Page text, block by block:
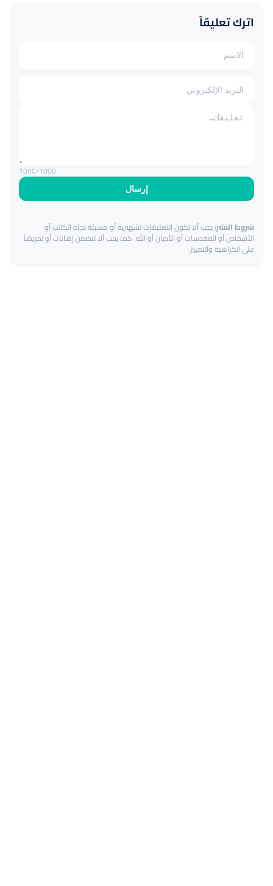
اترك تعليقاً
إرسال
1000/1000
شروط النشر:يجب ألا تكون التعليقات تشهيرية أو مسيئة تجاه الكاتب أو
الأشخاص أو المقدسات أو الأديان أو الله. كما يجب ألا تتضمن إهانات أو تحريضاً
على الكراهية والتمييز.